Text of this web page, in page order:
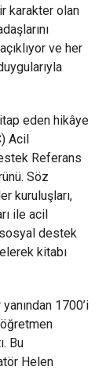
karakter olan
ve her
eden hikâye
Acil
Referans
Söz
kuruluşları,
ile acil
destek
kitabı
1700’i
Bu
Helen